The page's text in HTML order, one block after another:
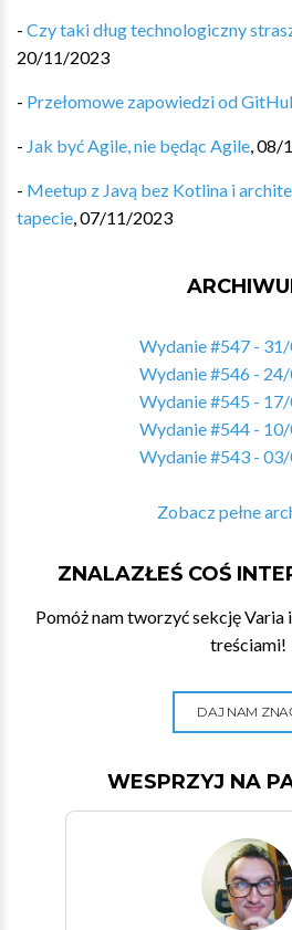
- Czy taki dług technologiczny
20/11/2023
- Przełomowe zapowiedzi od
- Jak być Agile, nie będąc Agile,08/
- Meetup z Javą bez Kotlina i
tapecie,07/11/2023
Wydanie #547 -
Wydanie #546 -
Wydanie #545 -
Wydanie #544 -
Wydanie #543 -
Zobacz pełne
ZNALAZŁEŚ COŚ
Pomóż nam tworzyć sekcję
treściami!
DAJ NAM
WESPRZYJ NA